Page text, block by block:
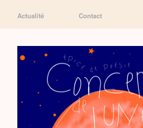
Actualité Contact